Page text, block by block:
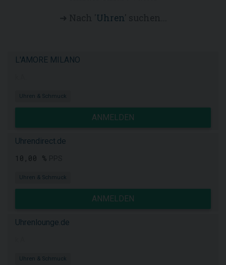
Uhren' suchen...
L'AMORE MILANO
Uhren & Schmuck
ANMELDEN
Uhrendirect.de
10,00 %
Uhren & Schmuck
ANMELDEN
Uhrenlounge.de
Uhren & Schmuck